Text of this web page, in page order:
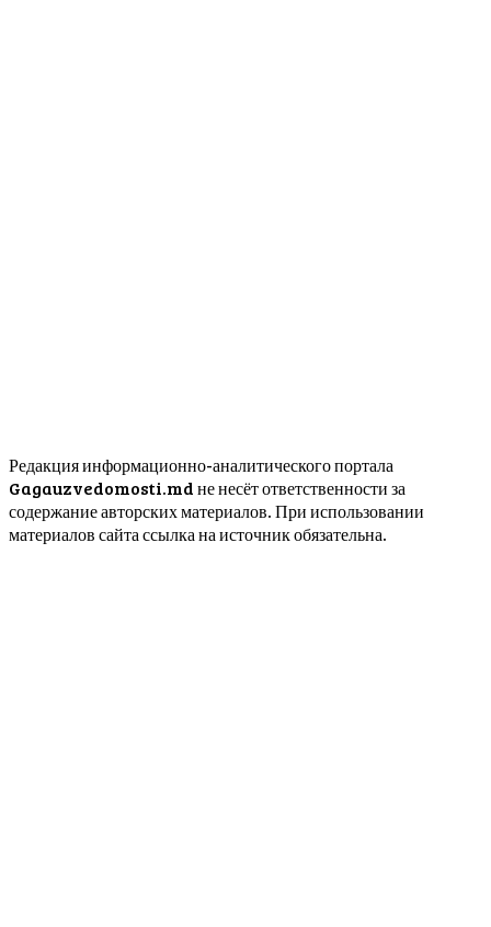
Редакция информационно-аналитического портала
Gagauzvedomosti.md не несёт ответственности за
содержание авторских материалов. При использовании
материалов сайта ссылка на источник обязательна.